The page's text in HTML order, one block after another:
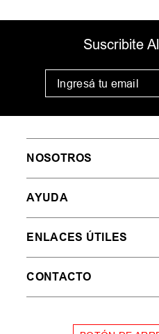
Suscribite
NOSOTROS
AYUDA
ENLACES ÚTILES
CONTACTO